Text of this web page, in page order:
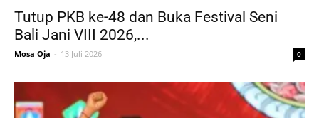
Tutup PKB ke-48 dan Buka Festival Seni
Bali Jani VIII 2026,...
Mosa Oja - 13 Juli 2026 0